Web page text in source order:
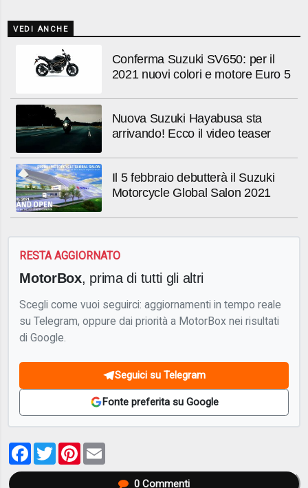
VEDI ANCHE
Conferma Suzuki SV650: per il
2021 nuovi colori e motore Euro 5
Nuova Suzuki Hayabusa sta
arrivando! Ecco il video teaser
Il 5 febbraio debutterà il Suzuki
Motorcycle Global Salon 2021
RESTA AGGIORNATO
MotorBox, prima di tutti gli altri
Scegli come vuoi seguirci: aggiornamenti in tempo reale
su Telegram, oppure dai priorità a MotorBox nei risultati
di Google.
Seguici su Telegram
Fonte preferita su Google
Facebook
TwitterPinterest
0Commenti